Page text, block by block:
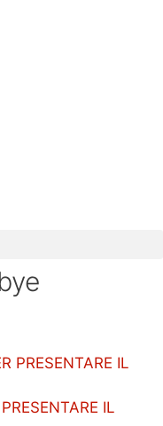
IL